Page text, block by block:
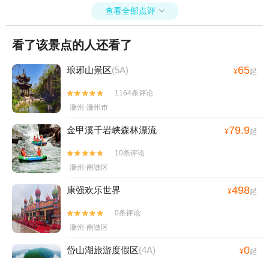
查看全部点评 
看了该景点的人还看了
琅琊山景区(5A) ¥65起


1164条评论
滁州·滁州市
金甲溪千岩峡森林漂流 ¥79.9起


10条评论
滁州·南谯区
康强欢乐世界 ¥498起


0条评论
滁州·南谯区
岱山湖旅游度假区(4A) ¥0起